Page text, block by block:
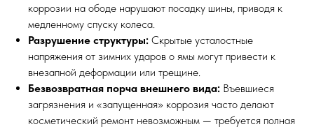
коррозии на ободе нарушают посадку шины, приводя к
медленному спуску колеса.
Разрушение структуры: Скрытые усталостные
напряжения от зимних ударов о ямы могут привести к
внезапной деформации или трещине.
Безвозвратная порча внешнего вида: Въевшиеся
загрязнения и «запущенная» коррозия часто делают
косметический ремонт невозможным — требуется полная